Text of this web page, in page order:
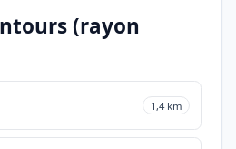
(rayon
1,4 km